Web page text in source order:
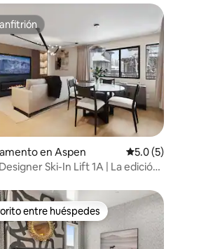
4.98 de 5; 149 evaluaciones
en Aspen Calificación
5.0 (5)
Ski-In Lift 1A | La edición
mejores en Favorito entre huéspedes
entre huéspedes